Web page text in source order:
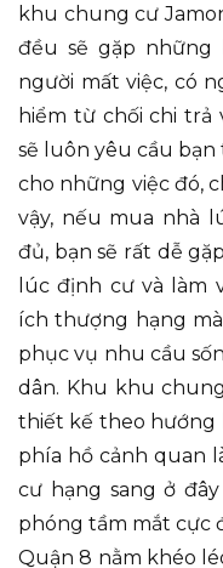
khu chung cư
đều sẽ gặp những
người mất việc, có
hiểm từ chối chi trả
sẽ luôn yêu cầu
cho những việc đó,
vậy, nếu mua nhà
đủ, bạn sẽ rất dễ
lúc định cư và làm
ích thượng hạng
phục vụ nhu cầu
dân. Khu khu
thiết kế theo hướng
phía hồ cảnh quan
cư hạng sang ở
phóng tầm mắt cực
Quận 8 nằm khéo